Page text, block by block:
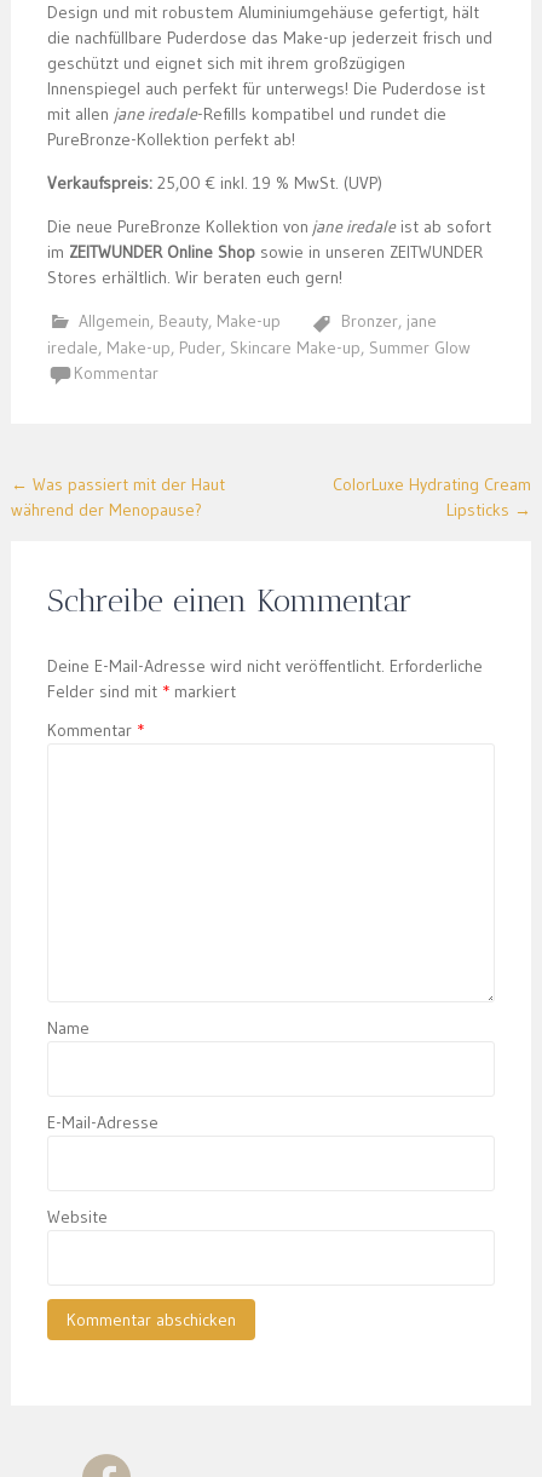
Design und mit robustem Aluminiumgehäuse gefertigt, hält
die nachfüllbare Puderdose das Make-up jederzeit frisch und
geschützt und eignet sich mit ihrem großzügigen
Innenspiegel auch perfekt für unterwegs! Die Puderdose ist
mit allen jane iredale-Refills kompatibel und rundet die
PureBronze-Kollektion perfekt ab!
Verkaufspreis:25,00 € inkl. 19 % MwSt. (UVP)
Die neue PureBronze Kollektion von jane iredaleist ab sofort
im ZEITWUNDER Online Shopsowie in unseren ZEITWUNDER
Stores erhältlich. Wir beraten euch gern!
Allgemein, Beauty, Make-up Bronzer, jane
iredale, Make-up, Puder, Skincare Make-up, Summer Glow
Kommentar
Post
← Was passiert mit der Haut
während der Menopause?
ColorLuxe Hydrating Cream
Lipsticks →
Schreibe einen Kommentar
Deine E-Mail-Adresse wird nicht veröffentlicht. Erforderliche
Felder sind mit *markiert
Kommentar *
Name
E-Mail-Adresse
Website